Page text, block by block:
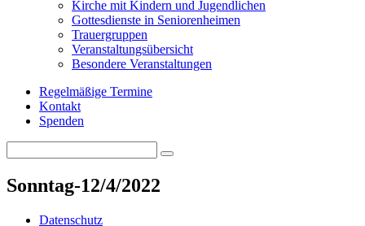
Kirche mit Kindern und Jugendlichen
Gottesdienste in Seniorenheimen
Trauergruppen
Veranstaltungsübersicht
Besondere Veranstaltungen
Regelmäßige Termine
Kontakt
Spenden
for:
Search
Sonntag-12/4/2022
Datenschutz